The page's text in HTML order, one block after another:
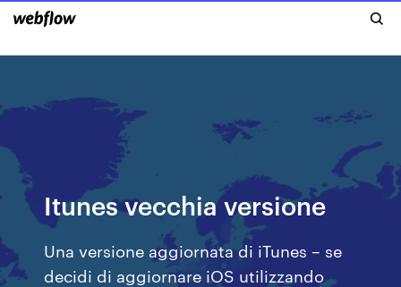
Itunes vecchia versione
Una versione aggiornata di iTunes – se
decidi di aggiornare iOS utilizzando